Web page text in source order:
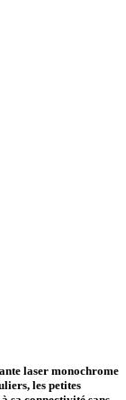
laser monochrome
les petites